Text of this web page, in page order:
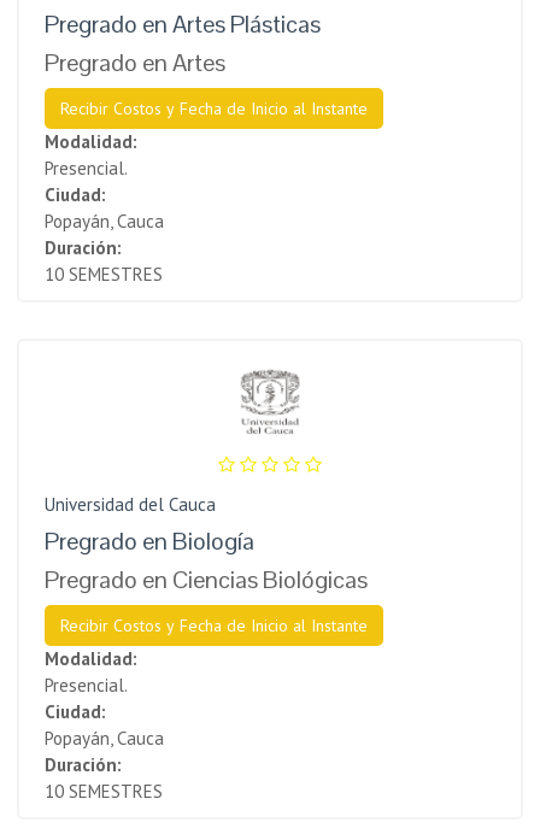
Pregrado en Artes Plásticas
Pregrado en Artes
Recibir Costos y Fecha de Inicio al Instante
Modalidad:
Presencial.
Ciudad:
Popayán, Cauca
Duración:
10 SEMESTRES
Universidad del Cauca
Pregrado en Biología
Pregrado en Ciencias Biológicas
Recibir Costos y Fecha de Inicio al Instante
Modalidad:
Presencial.
Ciudad:
Popayán, Cauca
Duración:
10 SEMESTRES